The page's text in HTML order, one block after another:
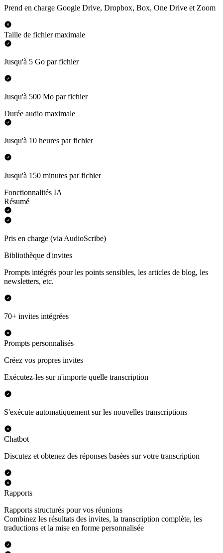
Prend en charge Google Drive, Dropbox, Box, One Drive et Zoom
Taille de fichier maximale
Jusqu'à 5 Go par fichier
Jusqu'à 500 Mo par fichier
Durée audio maximale
Jusqu'à 10 heures par fichier
Jusqu'à 150 minutes par fichier
Fonctionnalités IA
Résumé
Pris en charge (via AudioScribe)
Bibliothèque d'invites
Prompts intégrés pour les points sensibles, les articles de blog, les
newsletters, etc.
70+ invites intégrées
Prompts personnalisés
Créez vos propres invites
Exécutez-les sur n'importe quelle transcription
S'exécute automatiquement sur les nouvelles transcriptions
Chatbot
Discutez et obtenez des réponses basées sur votre transcription
Rapports
Rapports structurés pour vos réunions
Combinez les résultats des invites, la transcription complète, les
traductions et la mise en forme personnalisée